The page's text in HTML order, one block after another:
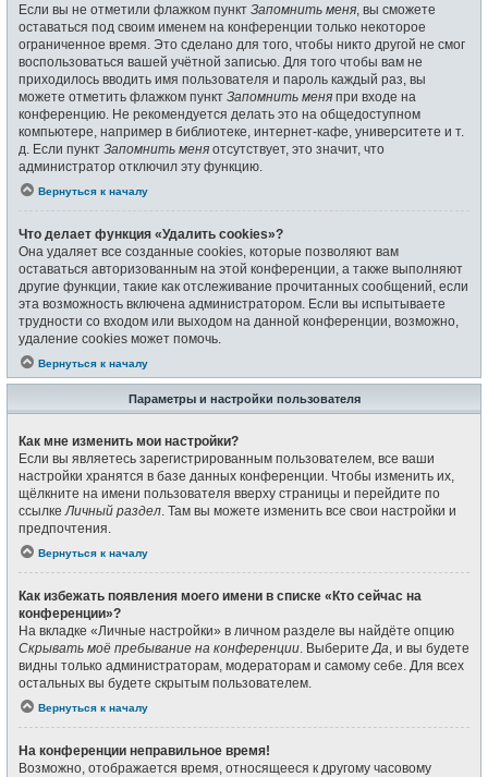
Если вы не отметили флажком пункт Запомнить меня , вы сможете
оставаться под своим именем на конференции только некоторое
ограниченное время. Это сделано для того, чтобы никто другой не смог
воспользоваться вашей учётной записью. Для того чтобы вам не
приходилось вводить имя пользователя и пароль каждый раз, вы
можете отметить флажком пункт Запомнить меня при входе на
конференцию. Не рекомендуется делать это на общедоступном
компьютере, например в библиотеке, интернет-кафе, университете и т.
д. Если пункт Запомнить меня отсутствует, это значит, что
администратор отключил эту функцию.
Вернуться к началу
Что делает функция «Удалить cookies»?
Она удаляет все созданные cookies, которые позволяют вам
оставаться авторизованным на этой конференции, а также выполняют
другие функции, такие как отслеживание прочитанных сообщений, если
эта возможность включена администратором. Если вы испытываете
трудности со входом или выходом на данной конференции, возможно,
удаление cookies может помочь.
Вернуться к началу
Параметры и настройки пользователя
Как мне изменить мои настройки?
Если вы являетесь зарегистрированным пользователем, все ваши
настройки хранятся в базе данных конференции. Чтобы изменить их,
щёлкните на имени пользователя вверху страницы и перейдите по
ссылкеЛичный раздел. Там вы можете изменить все свои настройки и
предпочтения.
Вернуться к началу
Как избежать появления моего имени в списке «Кто сейчас на
конференции»?
На вкладке «Личные настройки» в личном разделе вы найдёте опцию
Скрывать моё пребывание на конференции. ВыберитеДа, и вы будете
видны только администраторам, модераторам и самому себе. Для всех
остальных вы будете скрытым пользователем.
Вернуться к началу
На конференции неправильное время!
Возможно, отображается время, относящееся к другому часовому